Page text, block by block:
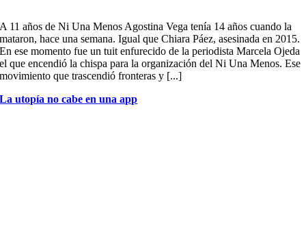
A 11 años de Ni Una Menos Agostina Vega tenía 14 años cuando la
mataron, hace una semana. Igual que Chiara Páez, asesinada en 2015.
En ese momento fue un tuit enfurecido de la periodista Marcela Ojeda
el que encendió la chispa para la organización del Ni Una Menos. Ese
movimiento que trascendió fronteras y [...]
La utopía no cabe en una app